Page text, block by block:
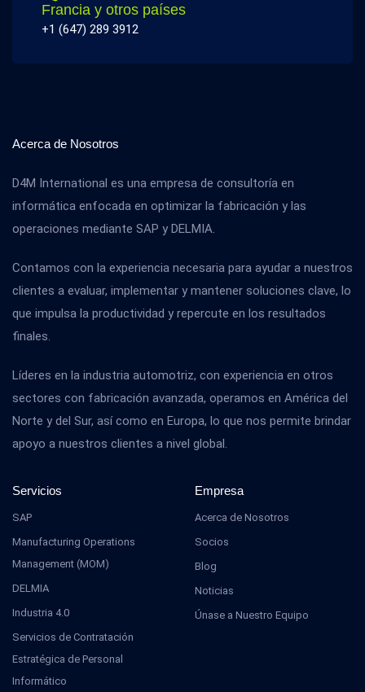
Francia y otros países
+1 (647) 289 3912
Acerca de Nosotros
D4M International es una empresa de consultoría en
informática enfocada en optimizar la fabricación y las
operaciones mediante SAP y DELMIA.
Contamos con la experiencia necesaria para ayudar a nuestros
clientes a evaluar, implementar y mantener soluciones clave, lo
que impulsa la productividad y repercute en los resultados
finales.
Líderes en la industria automotriz, con experiencia en otros
sectores con fabricación avanzada, operamos en América del
Norte y del Sur, así como en Europa, lo que nos permite brindar
apoyo a nuestros clientes a nivel global.
Servicios
SAP
Manufacturing Operations
Management (MOM)
DELMIA
Industria 4.0
Servicios de Contratación
Estratégica de Personal
Informático
Empresa
Acerca de Nosotros
Socios
Blog
Noticias
Únase a Nuestro Equipo